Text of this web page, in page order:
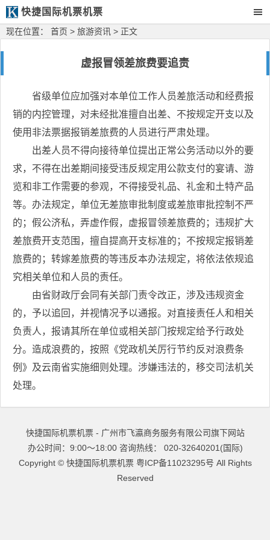
快捷国际机票机票
现在位置： 首页 > 旅游资讯 > 正文
虚报冒领差旅费要追责
省级单位应加强对本单位工作人员差旅活动和经费报
销的内控管理，对未经批准擅自出差、不按规定开支以及
使用非法票据报销差旅费的人员进行严肃处理。
出差人员不得向接待单位提出正常公务活动以外的要
求，不得在出差期间接受违反规定用公款支付的宴请、游
览和非工作需要的参观，不得接受礼品、礼金和土特产品
等。办法规定，单位无差旅审批制度或差旅审批控制不严
的；假公济私，弄虚作假，虚报冒领差旅费的；违规扩大
差旅费开支范围，擅自提高开支标准的；不按规定报销差
旅费的；转嫁差旅费的等违反本办法规定，将依法依规追
究相关单位和人员的责任。
由省财政厅会同有关部门责令改正，涉及违规资金
的，予以追回，并视情况予以通报。对直接责任人和相关
负责人，报请其所在单位或相关部门按规定给予行政处
分。造成浪费的，按照《党政机关厉行节约反对浪费条
例》及云南省实施细则处理。涉嫌违法的，移交司法机关
处理。
快捷国际机票机票 - 广州市飞瀛商务服务有限公司旗下网站
办公时间：9:00～18:00 咨询热线： 020-32640201(国际)
Copyright © 快捷国际机票机票 粤ICP备11023295号 All Rights
Reserved